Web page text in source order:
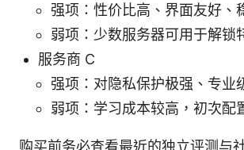
强项：性价比高、界面友好、
弱项：少数服务器可用于解锁
服务商 C
强项：对隐私保护极强、专业
弱项：学习成本较高，初次配
购买前务必查看最近的独立评测与